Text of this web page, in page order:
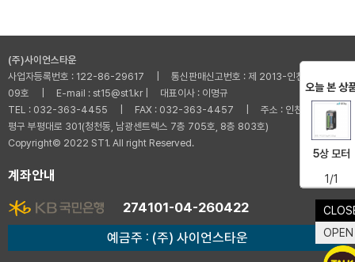
(주)사이언스타운
사업자등록번호 : 122-86-29617 | 통신판매신고번호 : 제 2013-인천부평-001
09호 | E-mail : st15@st1.kr | 대표이사 : 이명규
TEL : 032-363-4455 | FAX : 032-363-4457 | 주소 : 인천광역시 부
평구 부평대로 301(청천동, 남광센트렉스 7층 705호, 8층 803호)
Copyright© 2022 ST1. All right Reserved.
계좌안내
274101-04-260422
예금주 : (주) 사이언스타운
OPEN
오늘 본 상
5상 모터
1/1